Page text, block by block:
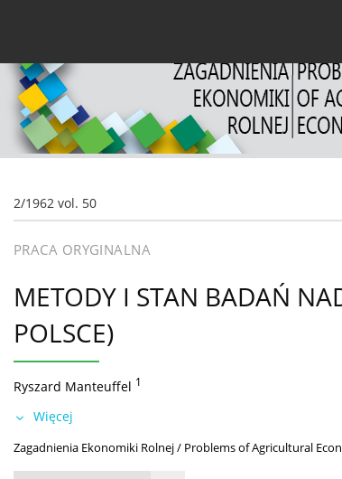
2/1962 vol. 50
PRACA ORYGINALNA
METODY I STAN BADAŃ
POLSCE)
Ryszard Manteuffel 1
Więcej
Zagadnienia Ekonomiki Rolnej / Problems of Agricultural